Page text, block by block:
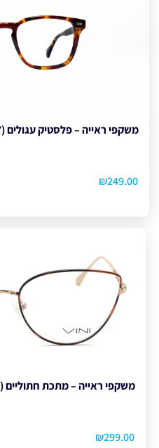
משקפי ראייה – פלסטיק עגולים (0217)
₪249.00
משקפי ראייה – מתכת חתוליים (0345)
₪299.00